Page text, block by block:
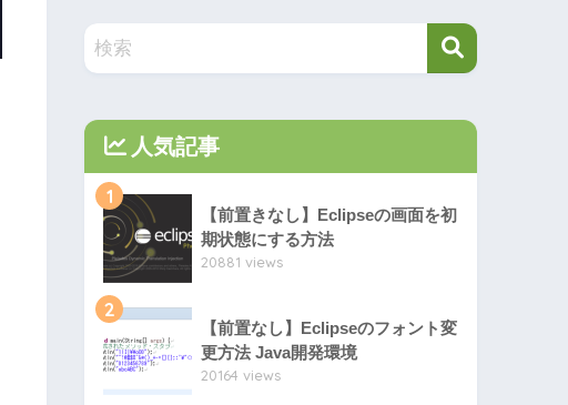
人気記事
1
【前置きなし】Eclipseの画面を初
期状態にする方法
20881 views
2
【前置なし】Eclipseのフォント変
更方法 Java開発環境
20164 views